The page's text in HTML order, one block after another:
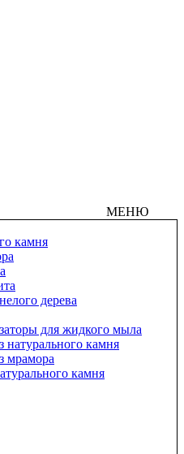
МЕНЮ
камня
дерева
для жидкого мыла
камня
мрамора
камня